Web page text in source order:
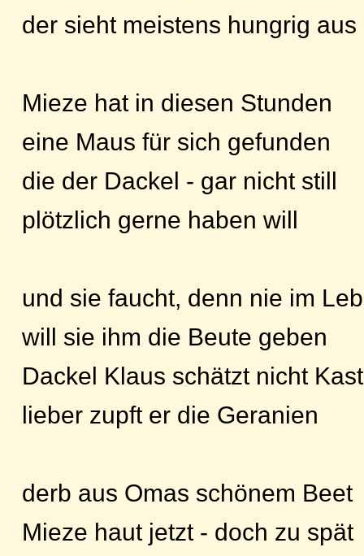
der sieht meistens hungrig aus
Mieze hat in diesen Stunden
eine Maus für sich gefunden
die der Dackel - gar nicht still
plötzlich gerne haben will
und sie faucht, denn nie im
will sie ihm die Beute geben
Dackel Klaus schätzt nicht
lieber zupft er die Geranien
derb aus Omas schönem Beet
Mieze haut jetzt - doch zu spät